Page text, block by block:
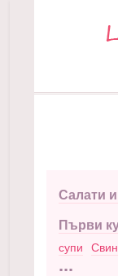
Салати и
Първи
супи
...